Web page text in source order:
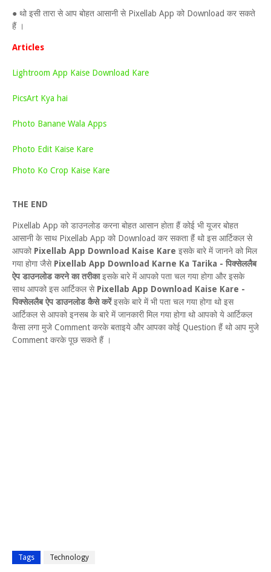
● थो इसी तारा से आप बोहत आसानी से Pixellab App को Download कर सकते
हैं ।
Articles
Lightroom App Kaise Download Kare
PicsArt Kya hai
Photo Banane Wala Apps
Photo Edit Kaise Kare
Photo Ko Crop Kaise Kare
THE END
Pixellab App को डाउनलोड करना बोहत आसान होता हैं कोई भी यूजर बोहत
आसानी के साथ Pixellab App को Download कर सकता हैं थो इस आर्टिकल से
आपको Pixellab App Download Kaise Kare इसके बारे में जानने को मिल
गया होगा जैसे Pixellab App Download Karne Ka Tarika - पिक्सेललैब
ऐप डाउनलोड करने का तरीकाइसके बारे में आपको पता चल गया होगा और इसके
साथ आपको इस आर्टिकल से Pixellab App Download Kaise Kare -
पिक्सेललैब ऐप डाउनलोड कैसे करेंइसके बारे में भी पता चल गया होगा थो इस
आर्टिकल से आपको इनसब के बारे में जानकारी मिल गया होगा थो आपको ये आर्टिकल
कैसा लगा मुजे Comment करके बताइये और आपका कोई Question हैं थो आप मुजे
Comment करके पूछ सकते हैं ।
Tags Technology